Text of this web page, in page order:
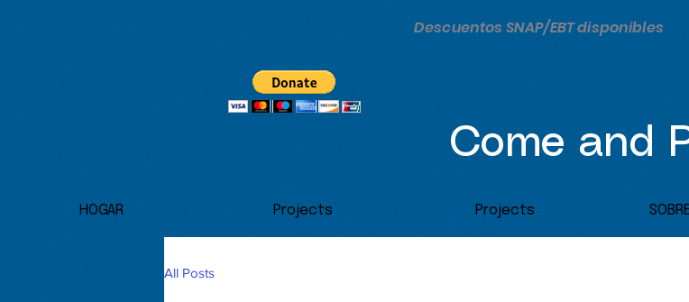
Descuentos SNAP/EBT disponibles
Come and
HOGAR Projects Projects
All Posts